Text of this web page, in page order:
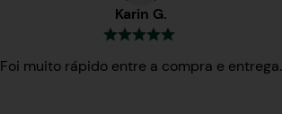
Karin G.
Foi muito rápido entre a compra e entrega.